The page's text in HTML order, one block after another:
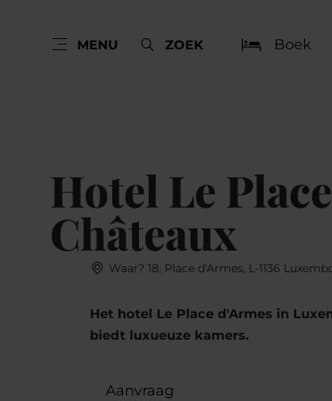
MENU ZOEK Boek
Hotel Le
Châteaux
Waar? 18, Place d'Armes, L-1136
Het hotel Le Place d'Armes in
biedt luxueuze kamers.
Aanvraag